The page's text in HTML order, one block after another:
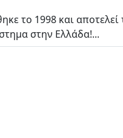
το 1998 και
στην Ελλάδα!...